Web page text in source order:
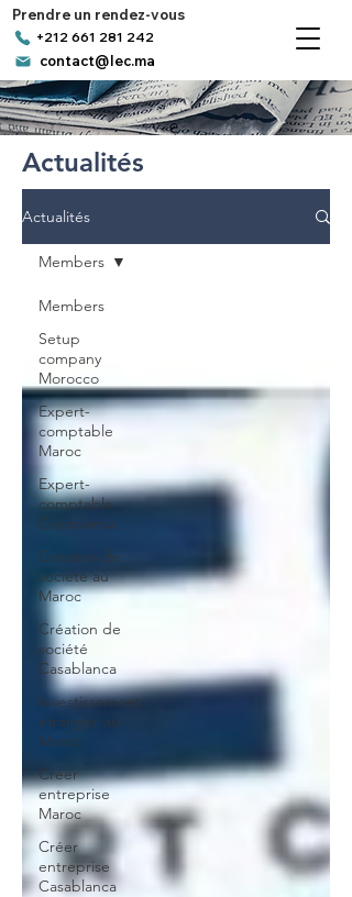
+212 661 281 242
contact@lec.ma
Prendre un rendez-vous
Actualités
Actualités
Members
Setup
company
Morocco
Expert-
comptable
Maroc
Expert-
comptable
Casablanca
Création de
société au
Maroc
Création de
société
Casablanca
Investissement
étranger au
Maroc
Créer
entreprise
Maroc
Créer
entreprise
Casablanca
Members